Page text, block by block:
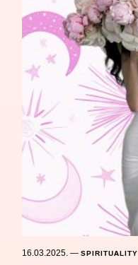
16.03.2025.—SPIRITUALITY